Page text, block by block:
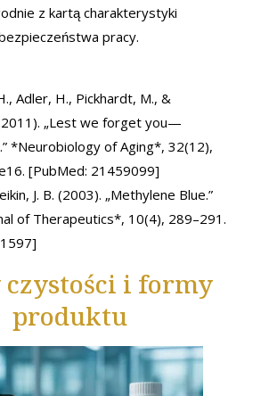
z kartą charakterystyki
pracy.
Adler, H., Pickhardt, M., &
„Lest we forget you—
*Neurobiology of Aging*, 32(12),
[PubMed: 21459099]
J. B. (2003). „Methylene Blue.”
of Therapeutics*, 10(4), 289–291.
czystości i formy
produktu